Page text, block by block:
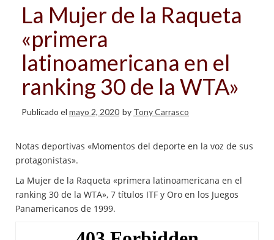
La Mujer de la Raqueta
«primera
latinoamericana en el
ranking 30 de la WTA»
Publicado el mayo 2, 2020 by Tony Carrasco
Notas deportivas «Momentos del deporte en la voz de sus
protagonistas».
La Mujer de la Raqueta «primera latinoamericana en el
ranking 30 de la WTA», 7 títulos ITF y Oro en los Juegos
Panamericanos de 1999.